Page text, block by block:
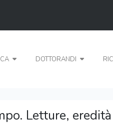
DOTTORANDI
Letture,